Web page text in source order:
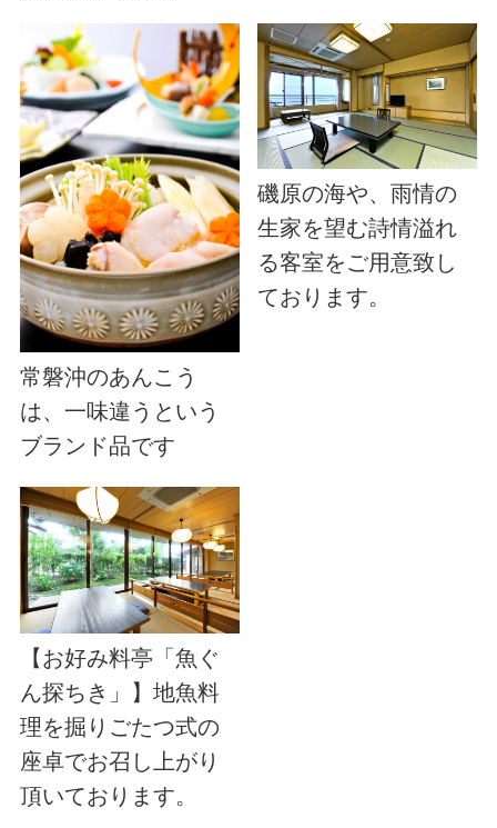
常磐沖のあんこう
は、一味違うという
ブランド品です
磯原の海や、雨情の
生家を望む詩情溢れ
る客室をご用意致し
ております。
【お好み料亭「魚ぐ
ん探ちき」】地魚料
理を掘りごたつ式の
座卓でお召し上がり
頂いております。